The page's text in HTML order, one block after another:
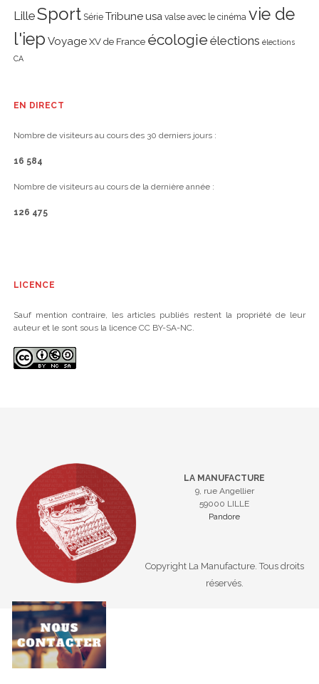
LilleSport Série Tribune usa valse avec le cinéma vie de
l'iep Voyage XV de France écologie élections élections
CA
EN DIRECT
Nombre de visiteurs au cours des 30 derniers jours :
16 584
Nombre de visiteurs au cours de la dernière année :
126 475
LICENCE
Sauf mention contraire, les articles publiés restent la propriété de leur
auteur et le sont sous la licence CC BY-SA-NC.
LA MANUFACTURE
9, rue Angellier
59000 LILLE
Pandore
Copyright La Manufacture. Tous droits
réservés.